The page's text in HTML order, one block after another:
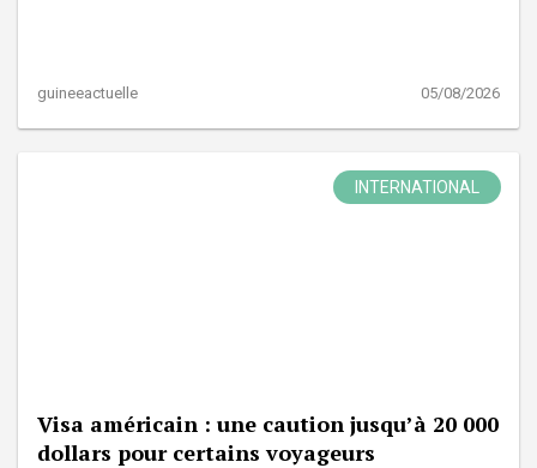
guineeactuelle 05/08/2026
INTERNATIONAL
Visa américain : une caution jusqu’à 20 000
dollars pour certains voyageurs